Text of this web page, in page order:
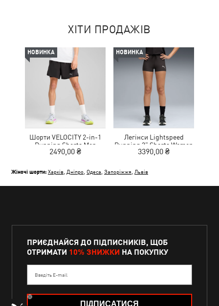
ХІТИ ПРОДАЖІВ
НОВИНКА
Шорти VELOCITY 2-in-1
Running Shorts Men
2490,00 ₴
НОВИНКА
Легінси Lightspeed
Running 3" Shorts Women
3390,00 ₴
Жіночі шорти: Харків Дніпро Одеса Запоріжжя Львів
ПРИЄДНАЙСЯ ДО ПІДПИСНИКІВ, ЩОБ
ОТРИМАТИ 10% ЗНИЖКИ НА ПОКУПКУ
Введіть E-mail
ПІДПИСАТИСЯ